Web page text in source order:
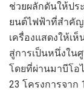
ช่วยผลักดันให้ปร
ยนต์ไฟฟ้าที่สำคัญ
เครื่องแสดงให้เ
สู่การเป็นหนึ่งใน
โดยที่ผ่านมาบีโอ
23 โครงการจาก